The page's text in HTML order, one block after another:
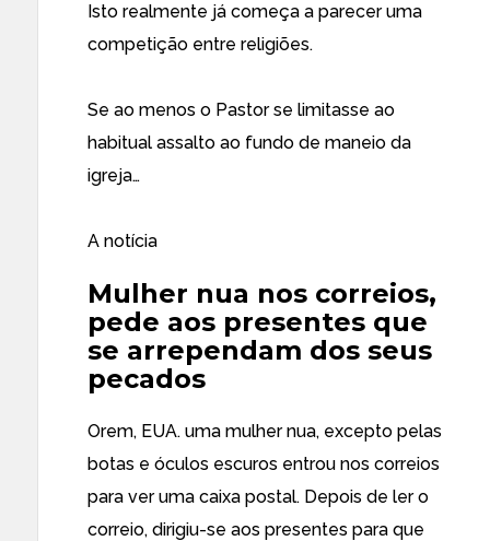
Isto realmente já começa a parecer uma
competição entre religiões.
Se ao menos o Pastor se limitasse ao
habitual assalto ao fundo de maneio da
igreja…
A notícia
Mulher nua nos correios,
pede aos presentes que
se arrependam dos seus
pecados
Orem, EUA. uma mulher nua, excepto pelas
botas e óculos escuros entrou nos correios
para ver uma caixa postal. Depois de ler o
correio, dirigiu-se aos presentes para que